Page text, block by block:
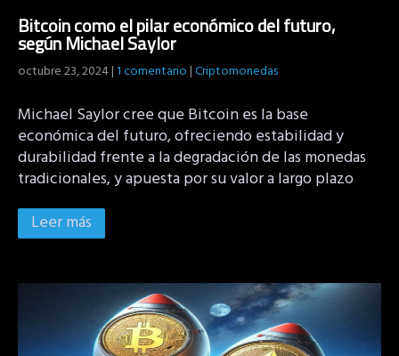
Bitcoin como el pilar económico del futuro,
según Michael Saylor
octubre 23, 2024|1 comentario|Criptomonedas
Michael Saylor cree que Bitcoin es la base
económica del futuro, ofreciendo estabilidad y
durabilidad frente a la degradación de las monedas
tradicionales, y apuesta por su valor a largo plazo
Leer más